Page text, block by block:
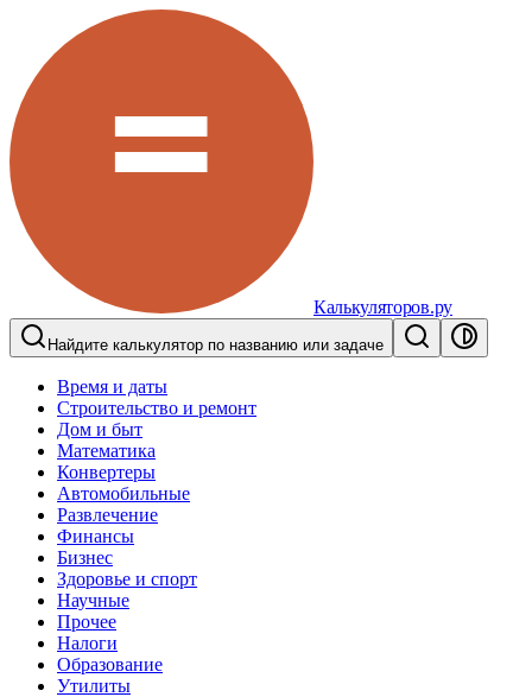
Калькуляторов.ру
Найдите калькулятор по названию или задаче
Время и даты
Строительство и ремонт
Дом и быт
Математика
Конвертеры
Автомобильные
Развлечение
Финансы
Бизнес
Здоровье и спорт
Научные
Прочее
Налоги
Образование
Утилиты